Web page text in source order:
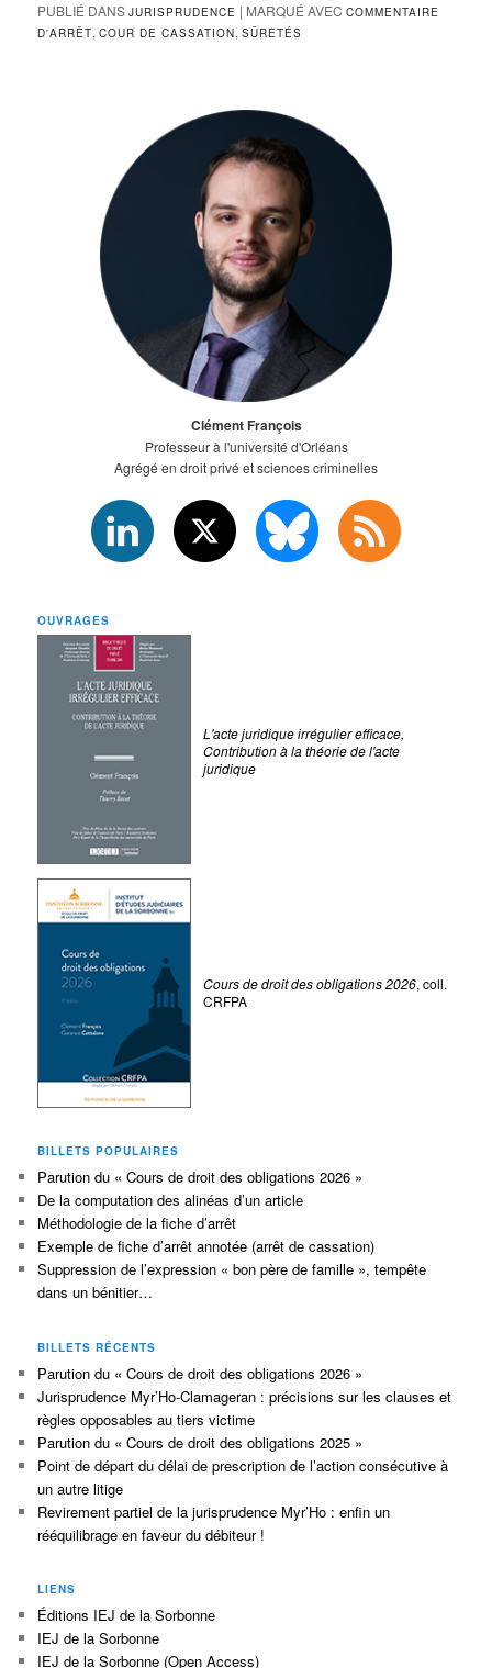
PUBLIÉ DANS JURISPRUDENCE | MARQUÉ AVEC COMMENTAIRE
D'ARRÊT,COUR DE CASSATION,SÛRETÉS
Clément François
Professeur à l'université d'Orléans
Agrégé en droit privé et sciences criminelles
OUVRAGES
L'acte juridique irrégulier efficace,
Contribution à la théorie de l'acte
juridique
Cours de droit des obligations 2026, coll.
CRFPA
BILLETS POPULAIRES
Parution du « Cours de droit des obligations 2026 »
De la computation des alinéas d’un article
Méthodologie de la fiche d’arrêt
Exemple de fiche d’arrêt annotée (arrêt de cassation)
Suppression de l’expression « bon père de famille », tempête
dans un bénitier…
BILLETS RÉCENTS
Parution du « Cours de droit des obligations 2026 »
Jurisprudence Myr’Ho-Clamageran : précisions sur les clauses et
règles opposables au tiers victime
Parution du « Cours de droit des obligations 2025 »
Point de départ du délai de prescription de l’action consécutive à
un autre litige
Revirement partiel de la jurisprudence Myr’Ho : enfin un
rééquilibrage en faveur du débiteur !
LIENS
Éditions IEJ de la Sorbonne
IEJ de la Sorbonne
IEJ de la Sorbonne (Open Access)